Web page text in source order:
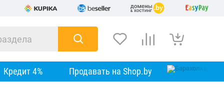
Кредит 4% Продавать на Shop.by